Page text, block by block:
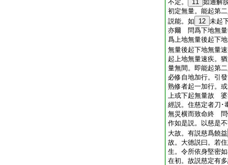
不定。
11 如通解
初定無量。能起第
説能。如
12 未起
亦爾 問爲下地無量
爲上地無量後起下
無量後起下地無量
起上地無量速疾。
量無間。即能起第
必修自地加行。引
熟修者起一加行。
上或下起無量故 婆
經説。住慈定者刀･
無災横而致命終 問
作如是説。以慈是
大故。有説慈爲饒益
故。大徳説曰。若
生。令所依身堅密
在初。故説慈定有